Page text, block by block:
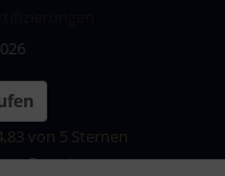
von 5 Sternen